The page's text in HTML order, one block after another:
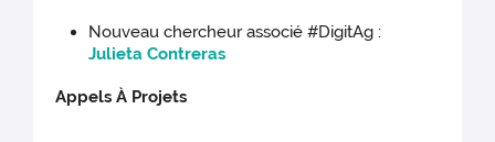
Nouveau chercheur associé #DigitAg :
Julieta Contreras
Appels À Projets